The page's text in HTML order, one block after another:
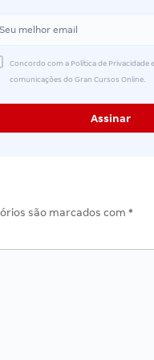
Concordo com a Política de Privacidade
comunicações do Gran Cursos Online.
são marcados com *